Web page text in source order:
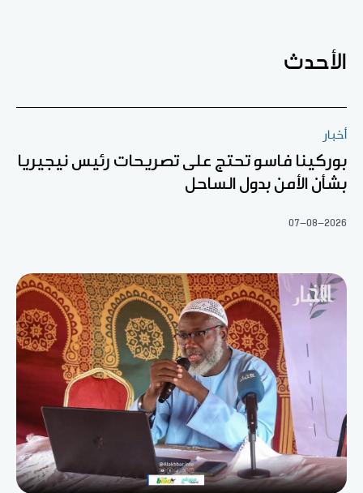
الأحدث
أخبار
بوركينا فاسو تحتج على تصريحات رئيس نيجيريا
بشأن الأمن بدول الساحل
07-08-2026